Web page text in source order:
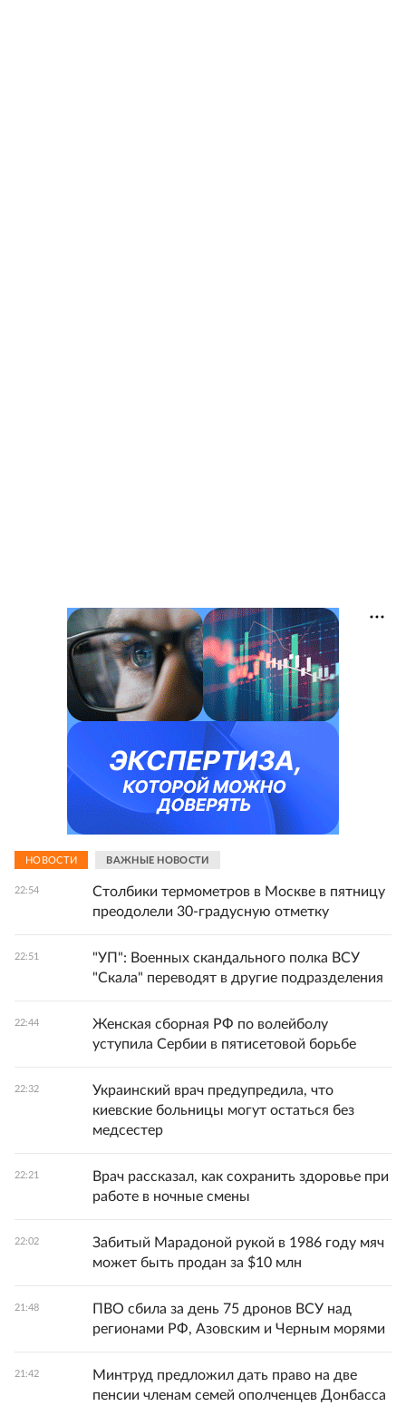
НОВОСТИ ВАЖНЫЕ НОВОСТИ
22:54
Столбики термометров в Москве в пятницу
преодолели 30-градусную отметку
22:51
"УП": Военных скандального полка ВСУ
"Скала" переводят в другие подразделения
22:44
Женская сборная РФ по волейболу
уступила Сербии в пятисетовой борьбе
22:32
Украинский врач предупредила, что
киевские больницы могут остаться без
медсестер
22:21
Врач рассказал, как сохранить здоровье при
работе в ночные смены
22:02
Забитый Марадоной рукой в 1986 году мяч
может быть продан за $10 млн
21:48
ПВО сбила за день 75 дронов ВСУ над
регионами РФ, Азовским и Черным морями
21:42
Минтруд предложил дать право на две
пенсии членам семей ополченцев Донбасса